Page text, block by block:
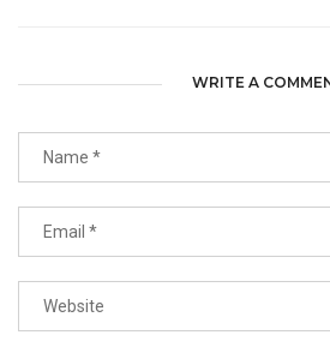
WRITE A